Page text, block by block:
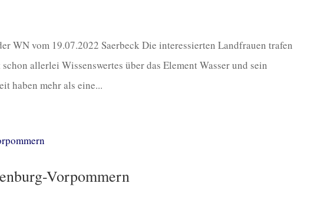
WN vom 19.07.2022 Saerbeck Die interessierten Landfrauen trafen
allerlei Wissenswertes über das Element Wasser und sein
haben mehr als eine...
Vorpommern